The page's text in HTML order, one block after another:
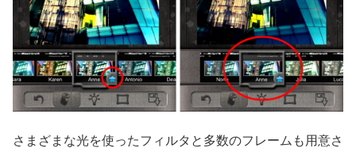
さまざまな光を使ったフィルタと多数のフレームも用意さ